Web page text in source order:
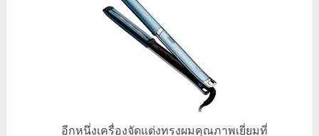
อีกหนึ่งเครื่องจัดแต่งทรงผมคุณภาพเยี่ยมที่